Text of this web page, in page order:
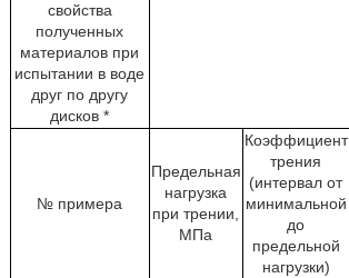
свойства
полученных
материалов при
испытании в воде
друг по другу
дисков *
№ примера
Предельная
нагрузка
при трении,
МПа
Коэффициент
трения
(интервал от
минимальной
до
предельной
нагрузки)